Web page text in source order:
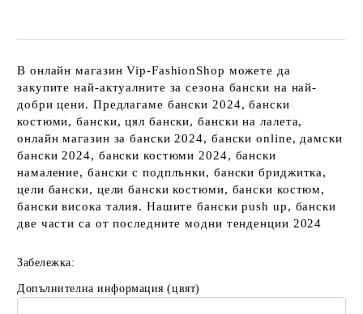
В онлайн магазин Vip-FashionShop можете да
закупите най-актуалните за сезона бански на най-
добри цени. Предлагаме бански 2024, бански
костюми, бански, цял бански, бански на лалета,
онлайн магазин за бански 2024, бански online, дамски
бански 2024, бански костюми 2024, бански
намаление, бански с подплънки, бански бриджитка,
цели бански, цели бански костюми, бански костюм,
бански висока талия. Нашите бански push up, бански
две части са от последните модни тенденции 2024
Забележка:
Допълнителна информация (цвят)